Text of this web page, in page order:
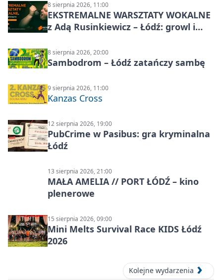
8 sierpnia 2026, 11:00
EKSTREMALNE WARSZTATY WOKALNE
z Adą Rusinkiewicz – Łódź: growl i
8 sierpnia 2026, 20:00
Sambodrom – Łódź zatańczy sambę
9 sierpnia 2026, 11:00
Kanzas Cross
12 sierpnia 2026, 19:00
PubCrime w Pasibus: gra kryminalna
Łódź
13 sierpnia 2026, 21:00
MAŁA AMELIA // PORT ŁÓDŹ – kino
plenerowe
15 sierpnia 2026, 09:00
Mini Melts Survival Race KIDS Łódź
2026
Kolejne wydarzenia